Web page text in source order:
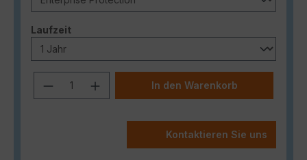
Laufzeitauswählen
Produkt Anzahl: Gib den
In den Warenkorb
Kontaktieren Sie uns